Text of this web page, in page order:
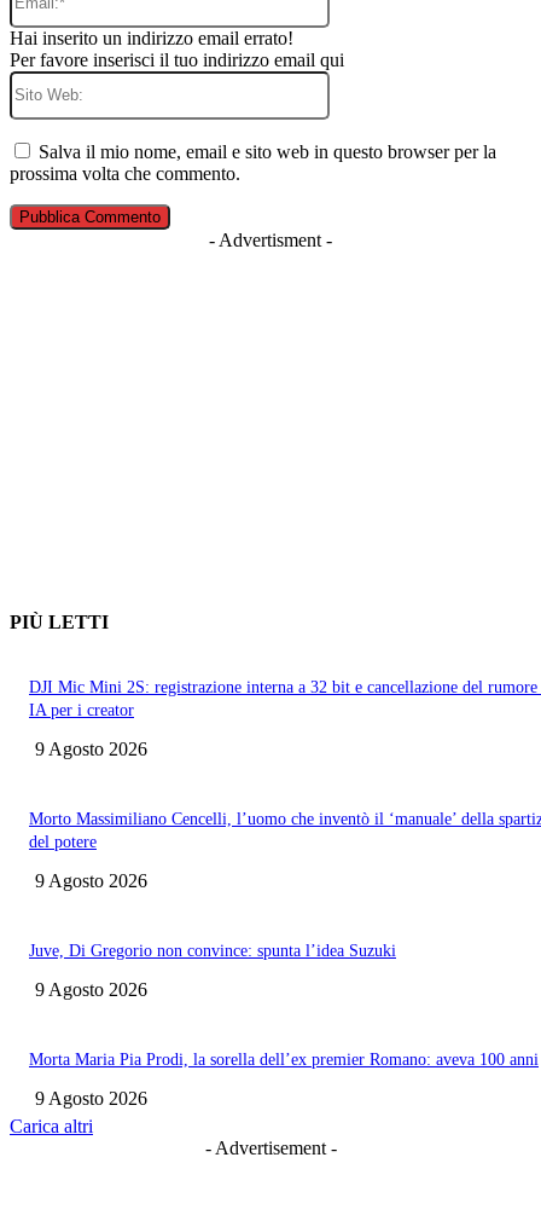
Hai inserito un indirizzo email errato!
Per favore inserisci il tuo indirizzo email qui
Sito
Salva il mio nome, email e sito web in questo browser per la
prossima volta che commento.
- Advertisment -
PIÙ LETTI
DJI Mic Mini 2S: registrazione interna a 32 bit e cancellazione del rumore
IA per i creator
9 Agosto 2026
Morto Massimiliano Cencelli, l’uomo che inventò il ‘manuale’ della
del potere
9 Agosto 2026
Juve, Di Gregorio non convince: spunta l’idea Suzuki
9 Agosto 2026
Morta Maria Pia Prodi, la sorella dell’ex premier Romano: aveva 100 anni
9 Agosto 2026
Carica altri
- Advertisement -